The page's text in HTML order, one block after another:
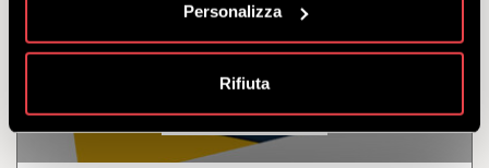
Personalizza
Rifiuta
12 GIORNI LIVIGNO
SCOPRI